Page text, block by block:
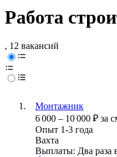
Работа
, 12 вакансий
Монтажник
6 000 – 10 000 ₽ за
Опыт 1-3 года
Вахта
Выплаты: Два раза